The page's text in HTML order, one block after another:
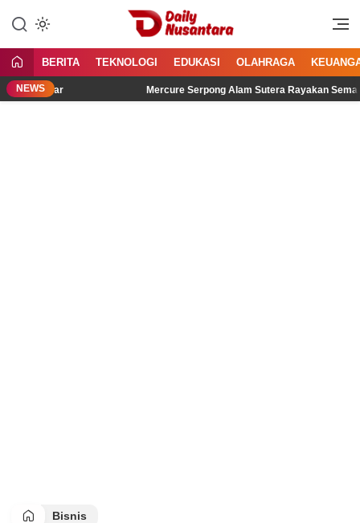
konten
Daily Nusantara
Menyajikan Fakta, Menginspirasi
BERITA TEKNOLOGI EDUKASI OLAHRAGA
NEWS Mercure Serpong Alam Sutera Rayakan Semangat
Bisnis